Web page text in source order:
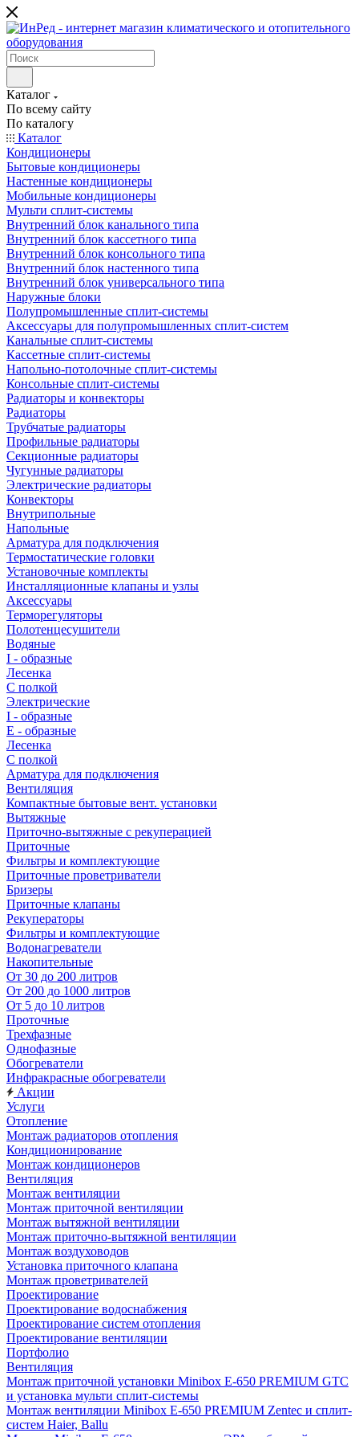
Каталог
По всему сайту
По каталогу
Каталог
Кондиционеры
Бытовые кондиционеры
Настенные кондиционеры
Мобильные кондиционеры
Мульти сплит-системы
Внутренний блок канального типа
Внутренний блок кассетного типа
Внутренний блок консольного типа
Внутренний блок настенного типа
Внутренний блок универсального типа
Наружные блоки
Полупромышленные сплит-системы
Аксессуары для полупромышленных сплит-систем
Канальные сплит-системы
Кассетные сплит-системы
Напольно-потолочные сплит-системы
Консольные сплит-системы
Радиаторы и конвекторы
Радиаторы
Трубчатые радиаторы
Профильные радиаторы
Секционные радиаторы
Чугунные радиаторы
Электрические радиаторы
Конвекторы
Внутрипольные
Напольные
Арматура для подключения
Термостатические головки
Установочные комплекты
Инсталляционные клапаны и узлы
Аксессуары
Терморегуляторы
Полотенцесушители
Водяные
I - образные
Лесенка
С полкой
Электрические
I - образные
E - образные
Лесенка
С полкой
Арматура для подключения
Вентиляция
Компактные бытовые вент. установки
Вытяжные
Приточно-вытяжные с рекуперацией
Приточные
Фильтры и комплектующие
Приточные проветриватели
Бризеры
Приточные клапаны
Рекуператоры
Фильтры и комплектующие
Водонагреватели
Накопительные
От 30 до 200 литров
От 200 до 1000 литров
От 5 до 10 литров
Проточные
Трехфазные
Однофазные
Обогреватели
Инфракрасные обогреватели
Акции
Услуги
Отопление
Монтаж радиаторов отопления
Кондиционирование
Монтаж кондиционеров
Вентиляция
Монтаж вентиляции
Монтаж приточной вентиляции
Монтаж вытяжной вентиляции
Монтаж приточно-вытяжной вентиляции
Монтаж воздуховодов
Установка приточного клапана
Монтаж проветривателей
Проектирование
Проектирование водоснабжения
Проектирование систем отопления
Проектирование вентиляции
Портфолио
Вентиляция
Монтаж приточной установки Minibox E-650 PREMIUM GTC
и установка мульти сплит-системы
Монтаж вентиляции Minibox E-650 PREMIUM Zentec и сплит-
систем Haier, Ballu